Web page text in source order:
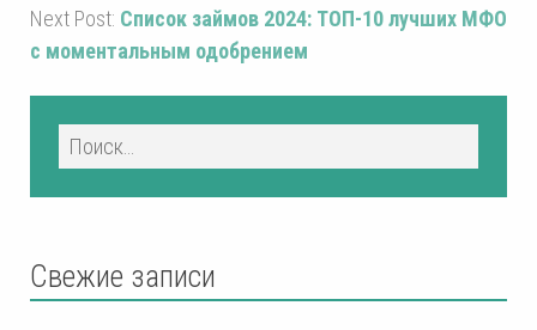
Next Post: Список займов 2024: ТОП-10 лучших МФО
с моментальным одобрением
Свежие записи